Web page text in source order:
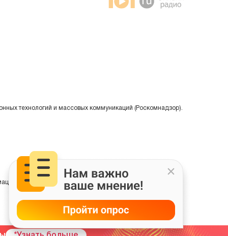
технологий и массовых коммуникаций (Роскомнадзор).
на основе сбора, систематизации и анализа сведений,